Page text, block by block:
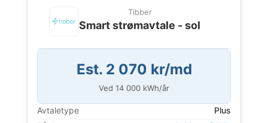
Tibber
Smart strømavtale - sol
Est. 2 070 kr/md
Ved 14 000 kWh/år
Avtaletype
Plus